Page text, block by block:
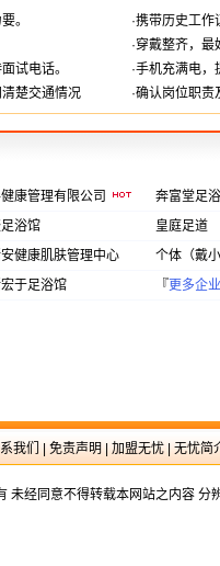
。
试电话。
楚交通情况
·携带历史工作
·穿戴整齐，最
·手机充满电，
·确认岗位职责
康管理有限公司
奔富堂足
浴馆
皇庭足道
安健康肌肤管理中心
个体（戴小
宏于足浴馆 『 更多企
我们 免责声明 加盟无忧| 无忧简
未经同意不得转载本网站之内容